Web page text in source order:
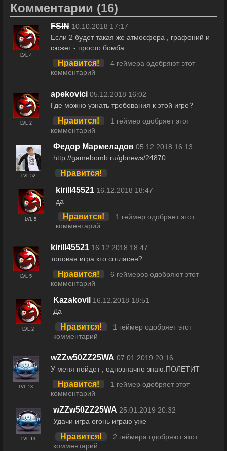
Комментарии (16)
LVL 4
FSIN 10.10.2018 17:17
Если 2 будет такая же атмосфера , графоний и
сюжет - просто бомба
Нравится!
4 геймера одобряют этот
комментарий
LVL 2
apekovici 05.12.2018 16:02
Где можно узнать требования к этой игре?
Нравится!
1 геймер одобряет этот
комментарий
LVL 52
Федор Мармеладов 05.12.2018 16:13
http://gamebomb.ru/gbnews/24870
Нравится!
LVL 5
kirill45521 16.12.2018 18:47
да
Нравится!
1 геймер одобряет этот
комментарий
LVL 5
kirill45521 16.12.2018 18:47
топовая игра кто согласен?
Нравится!
6 геймеров одобряют этот
комментарий
LVL 2
Kazakovil 16.12.2018 18:51
Да
Нравится!
1 геймер одобряет этот
комментарий
LVL 13
wZZw50ZZ25WA 07.01.2019 20:16
У меня пойдет , однозначно знаю.ПОЛЕТИТ
Нравится!
1 геймер одобряет этот
комментарий
LVL 13
wZZw50ZZ25WA 25.01.2019 20:32
Удачи игра огонь играю уже
Нравится!
2 геймера одобряют этот
комментарий